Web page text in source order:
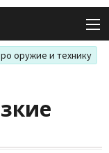
оружие и технику